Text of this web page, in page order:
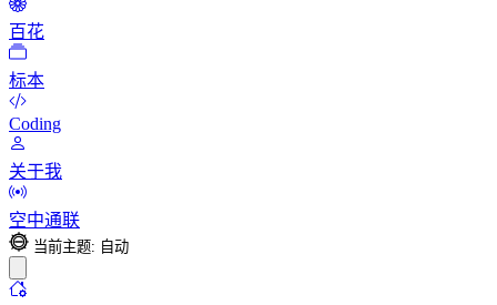
百花
标本
Coding
关于我
空中通联
当前主题: 自动